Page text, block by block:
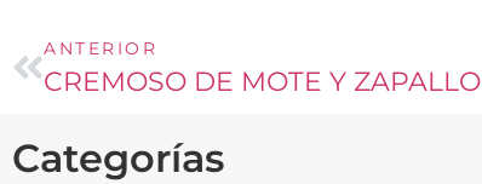
ANTERIOR
CREMOSO DE MOTE Y ZAPALLO
Categorías